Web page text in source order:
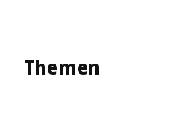
Themen